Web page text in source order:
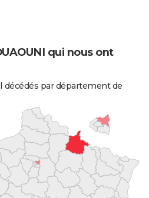
qui nous ont
décédés par département de